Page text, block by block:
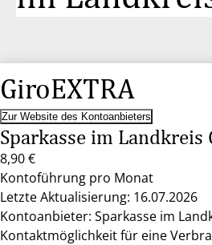
GiroEXTRA
Zur Website des Kontoanbieters
Sparkasse im Landkreis
8,90 €
Kontoführung pro Monat
Letzte Aktualisierung: 16.07.2026
Kontoanbieter: Sparkasse im
Kontaktmöglichkeit für eine